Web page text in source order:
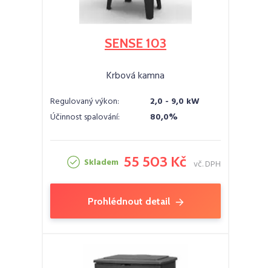
SENSE 103
Krbová kamna
Regulovaný výkon:
2,0 - 9,0 kW
Účinnost spalování:
80,0%
Skladem 55 503 Kč vč. DPH
Prohlédnout detail